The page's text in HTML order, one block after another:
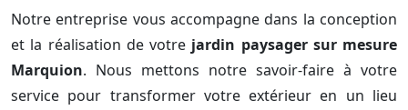
Notre entreprise vous accompagne dans la conception
et la réalisation de votre jardin paysager sur mesure
Marquion. Nous mettons notre savoir-faire à votre
service pour transformer votre extérieur en un lieu